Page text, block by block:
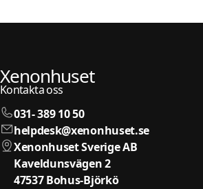
Xenonhuset
Kontakta oss
031- 389 10 50
helpdesk@xenonhuset.se
Xenonhuset Sverige AB
Kaveldunsvägen 2
47537 Bohus-Björkö